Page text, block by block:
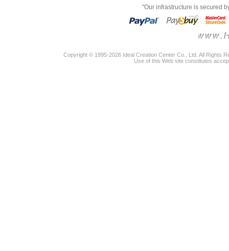
"Our infrastructure is secured
Copyright © 1995-2026 Ideal Creation Center Co., Ltd. All Rights
Use of this Web site constitutes